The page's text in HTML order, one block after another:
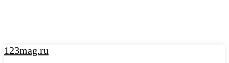
123mag.ru